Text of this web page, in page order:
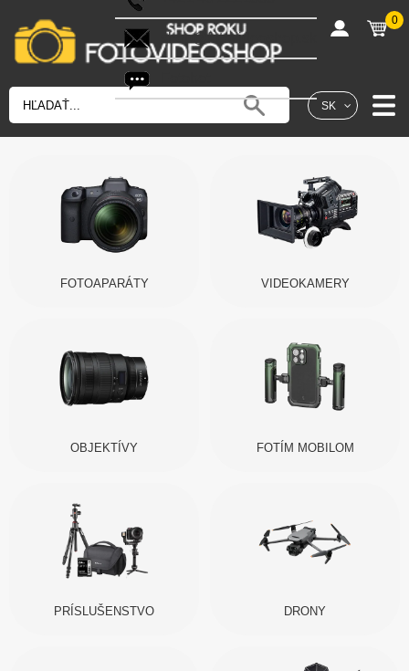
SK
shop@fotovideoshop.sk
0
FOTOAPARÁTY VIDEOKAMERY
OBJEKTÍVY FOTÍM MOBILOM
PRÍSLUŠENSTVO DRONY